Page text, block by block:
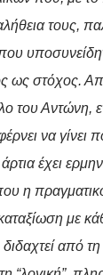
τους,
ως στόχος.
του Αντώνη,
να γίνει
έχει
η
με
από